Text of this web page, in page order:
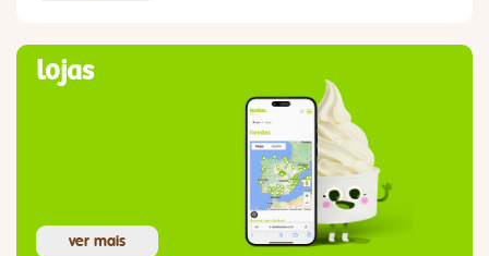
lojas
ver mais